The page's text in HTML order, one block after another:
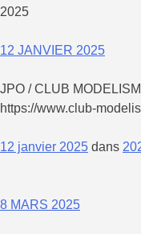
Aller
contenu
2025
12 JANVIER 2025
JPO / CLUB
https://www.club-
12 janvier 2025 dans
8 MARS 2025